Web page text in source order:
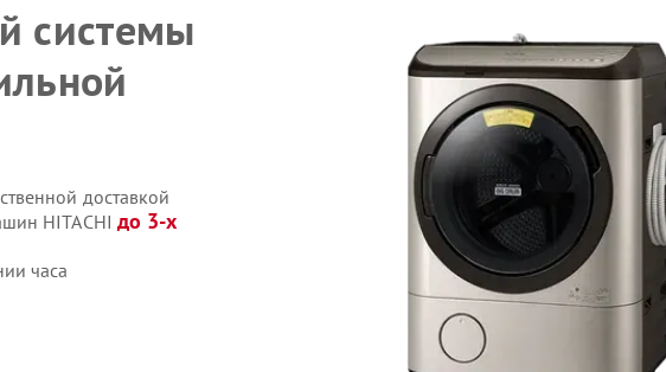
системы
доставкой
HITACHI до 3-х
часа